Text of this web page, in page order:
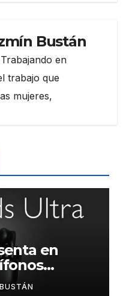
Bustán
en
trabajo que
mujeres,
en